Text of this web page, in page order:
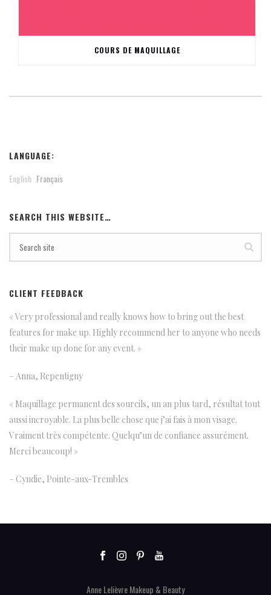
COURS DE MAQUILLAGE
LANGUAGE:
English Français
SEARCH THIS WEBSITE…
CLIENT FEEDBACK
« Very professional and really knows how to bring out the best
features for make up. Highly recommend her to anyone who needs
their make up done for any event. »
– Anna, Repentigny
« Maquillage permanent des sourcils, un an plus tard, résultat tout
aussi incroyable. La plus belle chose que j’ai fais à mon visage.
Vraiment très compétente. Quelqu’un de confiance assurément.
Merci beaucoup! »
– Cyndie, Pointe-aux-Trembles
Anne Lelièvre Makeup & Beauty